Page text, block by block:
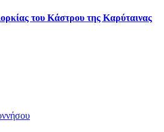
του Κάστρου της Καρύταινας